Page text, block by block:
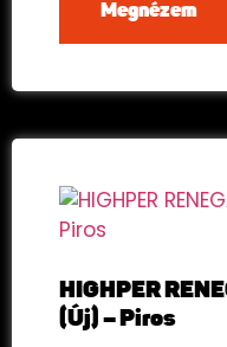
Megnézem
HIGHPER
(Új) – Piros